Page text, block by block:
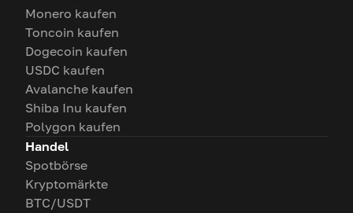
Monero kaufen
Toncoin kaufen
Dogecoin kaufen
USDC kaufen
Avalanche kaufen
Shiba Inu kaufen
Polygon kaufen
Handel
Spotbörse
Kryptomärkte
BTC/USDT